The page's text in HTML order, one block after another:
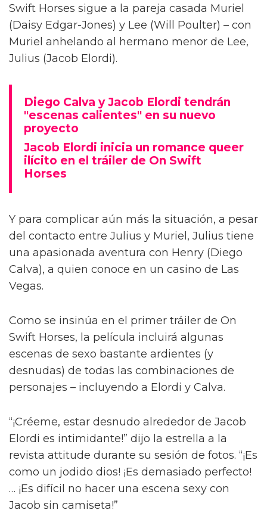
Swift Horses sigue a la pareja casada Muriel
(Daisy Edgar-Jones) y Lee (Will Poulter) – con
Muriel anhelando al hermano menor de Lee,
Julius (Jacob Elordi).
Diego Calva y Jacob Elordi tendrán
"escenas calientes" en su nuevo
proyecto
Jacob Elordi inicia un romance queer
ilícito en el tráiler de On Swift
Horses
Y para complicar aún más la situación, a pesar
del contacto entre Julius y Muriel, Julius tiene
una apasionada aventura con Henry (Diego
Calva), a quien conoce en un casino de Las
Vegas.
Como se insinúa en el primer tráiler de On
Swift Horses, la película incluirá algunas
escenas de sexo bastante ardientes (y
desnudas) de todas las combinaciones de
personajes – incluyendo a Elordi y Calva.
“¡Créeme, estar desnudo alrededor de Jacob
Elordi es intimidante!” dijo la estrella a la
revista attitude durante su sesión de fotos. “¡Es
como un jodido dios! ¡Es demasiado perfecto!
… ¡Es difícil no hacer una escena sexy con
Jacob sin camiseta!”